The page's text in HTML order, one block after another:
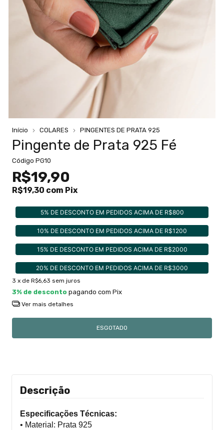
Início COLARES PINGENTES DE PRATA 925
Pingente de Prata 925 Fé
Código PG10
R$19,90
R$19,30 com Pix
5% DE DESCONTO EM PEDIDOS ACIMA DE R$800
10% DE DESCONTO EM PEDIDOS ACIMA DE R$1200
15% DE DESCONTO EM PEDIDOS ACIMA DE R$2000
20% DE DESCONTO EM PEDIDOS ACIMA DE R$3000
3 x de R$6,63 sem juros
3% de desconto pagando com Pix
Ver mais detalhes
Descrição
Especificações Técnicas:
• Material: Prata 925